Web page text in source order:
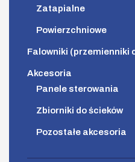
Zatapialne
Powierzchniowe
Falowniki (przemienniki
Akcesoria
Panele sterowania
Zbiorniki do ścieków
Pozostałe akcesoria